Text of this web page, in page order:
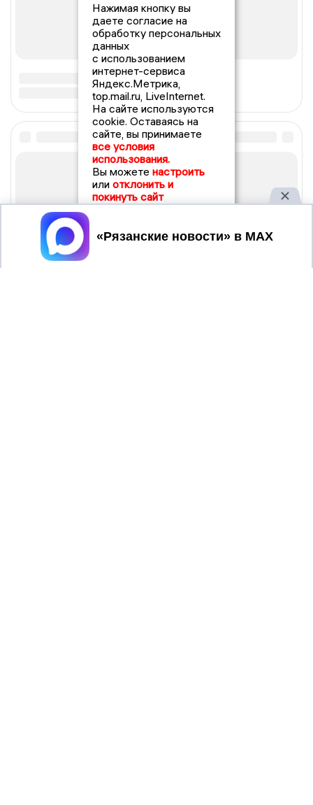
Нажимая кнопку вы
даете согласие на
обработку персональных
данных
с использованием
интернет-сервиса
Яндекс.Метрика,
top.mail.ru, LiveInternet.
На сайте используются
cookie. Оставаясь на
сайте, вы принимаете
все условия
использования.
Вы можете настроить
или отклонить и
покинуть сайт
Принять